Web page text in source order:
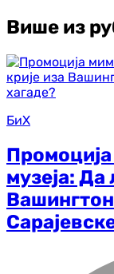
Више из
БиХ
музеја: Да